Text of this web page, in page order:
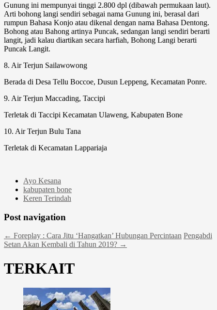
Gunung ini mempunyai tinggi 2.800 dpl (dibawah permukaan laut).
Arti bohong langi sendiri sebagai nama Gunung ini, berasal dari
rumpun Bahasa Konjo atau dikenal dengan nama Bahasa Dentong.
Bohong atau Bahong artinya Puncak, sedangan langi sendiri berarti
langit, jadi kalau diartikan secara harfiah, Bohong Langi berarti
Puncak Langit.
8. Air Terjun Sailawowong
Berada di Desa Tellu Boccoe, Dusun Leppeng, Kecamatan Ponre.
9. Air Terjun Maccading, Taccipi
Terletak di Taccipi Kecamatan Ulaweng, Kabupaten Bone
10. Air Terjun Bulu Tana
Terletak di Kecamatan Lappariaja
Ayo Kesana
kabupaten bone
Keren Terindah
Post navigation
← Foreplay : Cara Jitu ‘Hangatkan’ Hubungan Percintaan Pengabdi
Setan Akan Kembali di Tahun 2019? →
TERKAIT